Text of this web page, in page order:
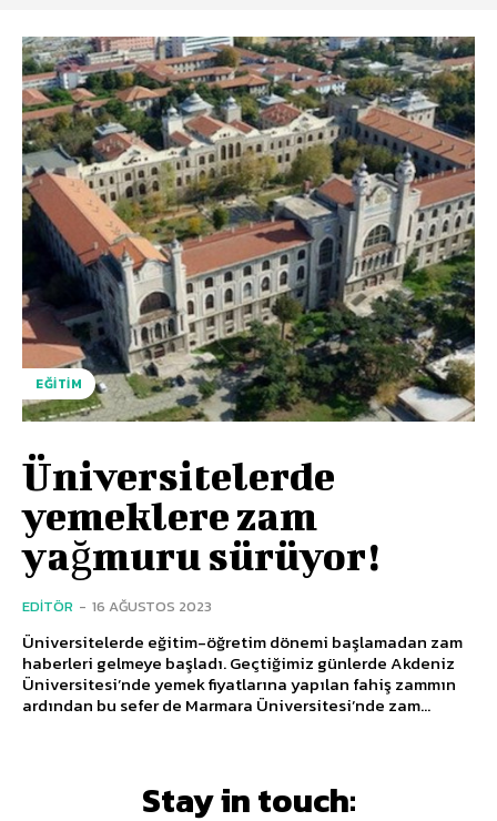
EĞITIM
Üniversitelerde
yemeklere zam
yağmuru sürüyor!
EDITÖR - 16 AĞUSTOS 2023
Üniversitelerde eğitim-öğretim dönemi başlamadan zam
haberleri gelmeye başladı. Geçtiğimiz günlerde Akdeniz
Üniversitesi’nde yemek fiyatlarına yapılan fahiş zammın
ardından bu sefer de Marmara Üniversitesi’nde zam...
Stay in touch: